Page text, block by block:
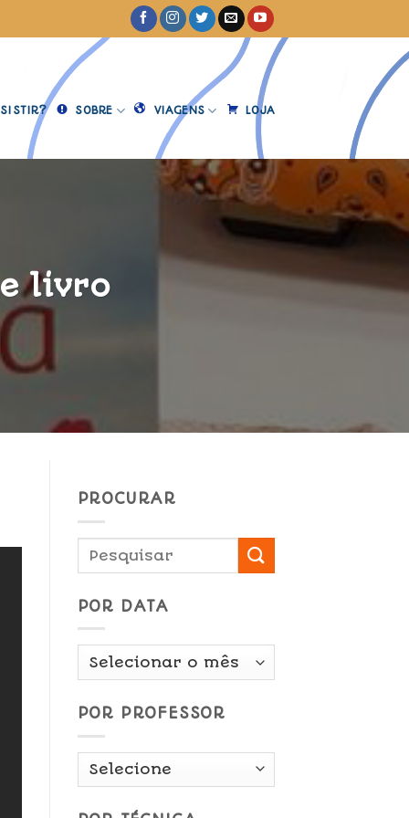
SOBRE VIAGENS LOJA
livro
PROCURAR
POR DATA
Por
POR PROFESSOR